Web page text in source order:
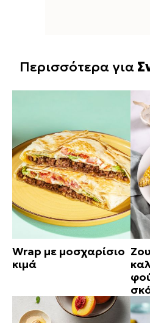
Περισσότερα για
Wrap με μοσχαρίσιο
κιμά